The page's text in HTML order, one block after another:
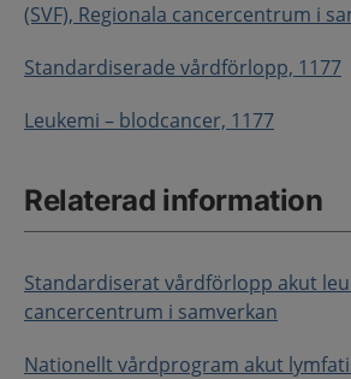
(SVF), Regionala cancercentrum i
Standardiserade vårdförlopp, 1177
Leukemi – blodcancer, 1177
Relaterad information
Standardiserat vårdförlopp akut
cancercentrum i samverkan
Nationellt vårdprogram akut